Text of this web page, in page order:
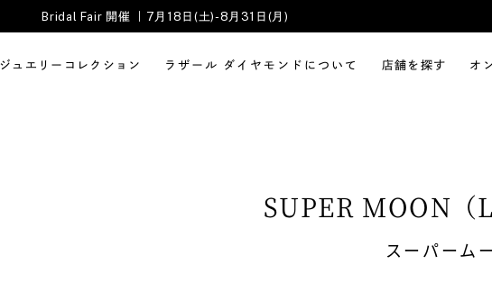
Bridal Fair 開催 ｜7月18日(土)-8月31日(月)
ジュエリーコレクション ラザール ダイヤモンドについて 店舗を探す オ
SUPER MOON（
スーパーム